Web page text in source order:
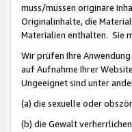
muss/müssen originäre
Originalinhalte, die
Materialien enthalten. Sie
Wir prüfen Ihre
auf Aufnahme Ihrer
Ungeeignet sind unter
(a) die sexuelle oder
(b) die Gewalt